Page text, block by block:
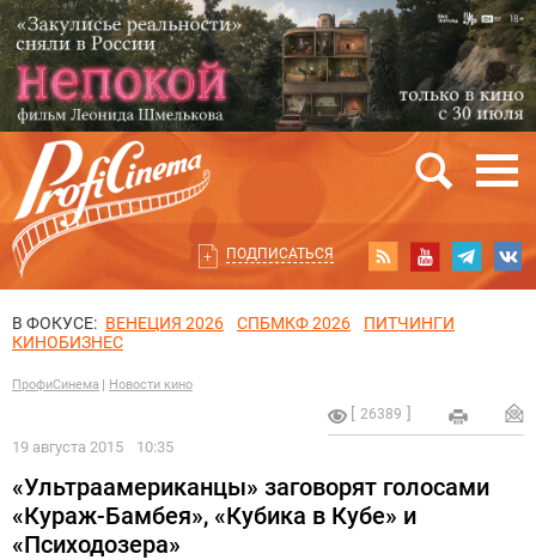
ПОДПИСАТЬСЯ
В ФОКУСЕ: ВЕНЕЦИЯ 2026 СПБМКФ 2026
ПИТЧИНГИ
КИНОБИЗНЕС
ПрофиСинема Новости кино
26389
19 августа 2015 10:35
«Ультраамериканцы» заговорят голосами
«Кураж-Бамбея», «Кубика в Кубе» и
«Психодозера»